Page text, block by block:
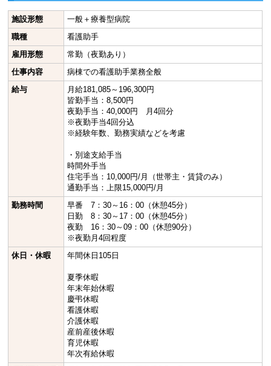
施設形態
一般＋療養型病院
職種
看護助手
雇用形態
常勤（夜勤あり）
仕事内容
病棟での看護助手業務全般
給与
月給181,085～196,300円
皆勤手当：8,500円
夜勤手当：40,000円 月4回分
※夜勤手当4回分込
※経験年数、勤務実績などを考慮
・別途支給手当
時間外手当
住宅手当：10,000円/月（世帯主・賃貸のみ）
通勤手当：上限15,000円/月
勤務時間
早番 7：30～16：00（休憩45分）
日勤 8：30～17：00（休憩45分）
夜勤 16：30～09：00（休憩90分）
※夜勤月4回程度
休日・休暇
年間休日105日
夏季休暇
年末年始休暇
慶弔休暇
看護休暇
介護休暇
産前産後休暇
育児休暇
年次有給休暇